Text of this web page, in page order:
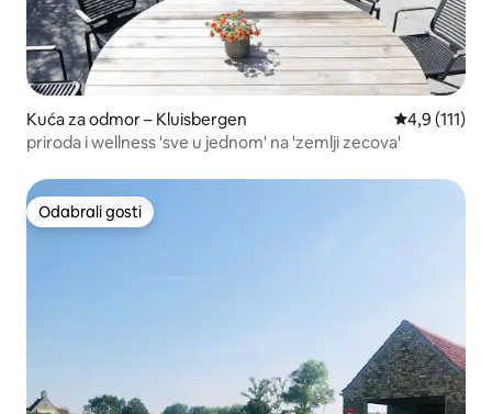
Kuća za odmor – Kluisbergen Prosječna
4,9 (111)
priroda i wellness 'sve u jednom' na 'zemlji zecova'
Odabrali gosti
Odabrali gosti